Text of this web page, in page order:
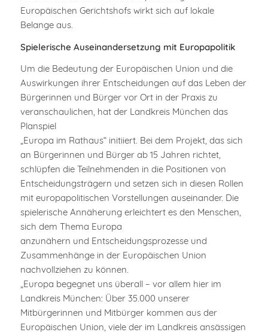
Europäischen Gerichtshofs wirkt sich auf lokale
Belange aus.
Spielerische Auseinandersetzung mit Europapolitik
Um die Bedeutung der Europäischen Union und die
Auswirkungen ihrer Entscheidungen auf das Leben der
Bürgerinnen und Bürger vor Ort in der Praxis zu
veranschaulichen, hat der Landkreis München das
Planspiel
„Europa im Rathaus“ initiiert. Bei dem Projekt, das sich
an Bürgerinnen und Bürger ab 15 Jahren richtet,
schlüpfen die Teilnehmenden in die Positionen von
Entscheidungsträgern und setzen sich in diesen Rollen
mit europapolitischen Vorstellungen auseinander. Die
spielerische Annäherung erleichtert es den Menschen,
sich dem Thema Europa
anzunähern und Entscheidungsprozesse und
Zusammenhänge in der Europäischen Union
nachvollziehen zu können.
„Europa begegnet uns überall – vor allem hier im
Landkreis München: Über 35.000 unserer
Mitbürgerinnen und Mitbürger kommen aus der
Europäischen Union, viele der im Landkreis ansässigen